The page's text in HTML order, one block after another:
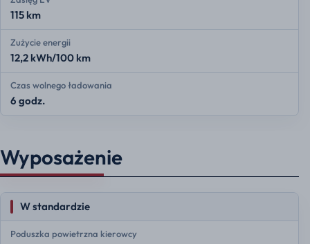
115 km
Zużycie energii
12,2 kWh/100 km
Czas wolnego ładowania
6 godz.
Wyposażenie
W standardzie
Poduszka powietrzna kierowcy